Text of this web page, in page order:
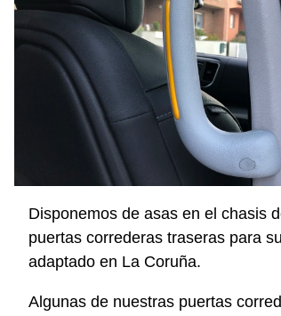
Disponemos de asas en el chasis
puertas correderas traseras para
adaptado en La Coruña.
Algunas de nuestras puertas